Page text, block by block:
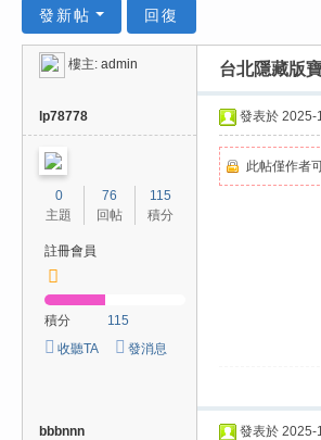
ee
02
發新帖 回復
樓主: admin 台北隱藏版
lp78778
0
主題
76
回帖
115
積分
註冊會員
積分
115
收聽TA
發消息
發表於 2025-
此帖僅作者
bbbnnn 發表於